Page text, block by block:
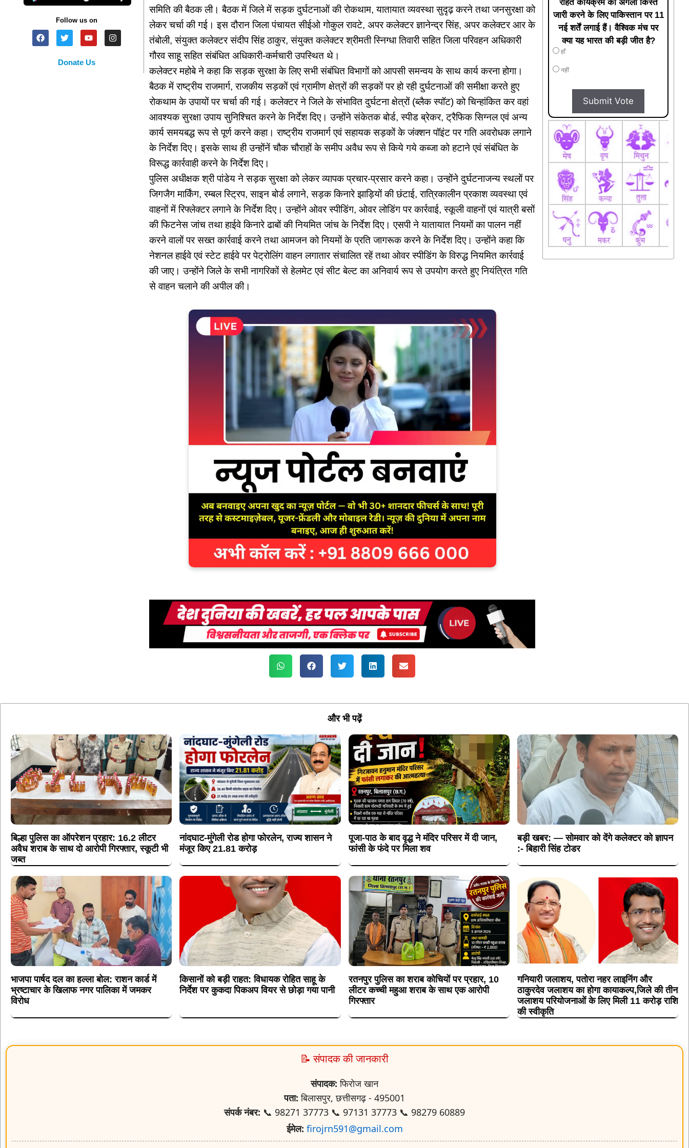
Follow us on
Donate Us
समिति की बैठक ली। बैठक में जिले में सड़क दुर्घटनाओं की रोकथाम, यातायात व्यवस्था सुदृढ़ करने तथा जनसुरक्षा को
लेकर चर्चा की गई। इस दौरान जिला पंचायत सीईओ गोकुल रावटे, अपर कलेक्टर ज्ञानेन्द्र सिंह, अपर कलेक्टर आर के
तंबोली, संयुक्त कलेक्टर संदीप सिंह ठाकुर, संयुक्त कलेक्टर श्रीमती स्निग्धा तिवारी सहित जिला परिवहन अधिकारी
गौरव साहू सहित संबंधित अधिकारी-कर्मचारी उपस्थित थे।
कलेक्टर महोबे ने कहा कि सड़क सुरक्षा के लिए सभी संबंधित विभागों को आपसी समन्वय के साथ कार्य करना होगा।
बैठक में राष्ट्रीय राजमार्ग, राजकीय सड़कों एवं ग्रामीण क्षेत्रों की सड़कों पर हो रही दुर्घटनाओं की समीक्षा करते हुए
रोकथाम के उपायों पर चर्चा की गई। कलेक्टर ने जिले के संभावित दुर्घटना क्षेत्रों (ब्लैक स्पॉट) को चिन्हांकित कर वहां
आवश्यक सुरक्षा उपाय सुनिश्चित करने के निर्देश दिए। उन्होंने संकेतक बोर्ड, स्पीड ब्रेकर, ट्रैफिक सिग्नल एवं अन्य
कार्य समयबद्ध रूप से पूर्ण करने कहा। राष्ट्रीय राजमार्ग एवं सहायक सड़कों के जंक्शन पॉइंट पर गति अवरोधक लगाने
के निर्देश दिए। इसके साथ ही उन्होंनें चौक चौराहों के समीप अवैध रूप से किये गये कब्जा को हटाने एवं संबंधित के
विरूद्ध कार्रवाही करने के निर्देश दिए।
पुलिस अधीक्षक श्री पांडेय ने सड़क सुरक्षा को लेकर व्यापक प्रचार-प्रसार करने कहा। उन्होंने दुर्घटनाजन्य स्थलों पर
जिगजैग मार्किंग, रम्बल स्ट्रिप, साइन बोर्ड लगाने, सड़क किनारे झाड़ियों की छंटाई, रात्रिकालीन प्रकाश व्यवस्था एवं
वाहनों में रिफ्लेक्टर लगाने के निर्देश दिए। उन्होंने ओवर स्पीडिंग, ओवर लोडिंग पर कार्रवाई, स्कूली वाहनों एवं यात्री बसों
की फिटनेस जांच तथा हाईवे किनारे ढाबों की नियमित जांच के निर्देश दिए। एसपी ने यातायात नियमों का पालन नहीं
करने वालों पर सख्त कार्रवाई करने तथा आमजन को नियमों के प्रति जागरूक करने के निर्देश दिए। उन्होंने कहा कि
नेशनल हाईवे एवं स्टेट हाईवे पर पेट्रोलिंग वाहन लगातार संचालित रहें तथा ओवर स्पीडिंग के विरुद्ध नियमित कार्रवाई
की जाए। उन्होंने जिले के सभी नागरिकों से हेलमेट एवं सीट बेल्ट का अनिवार्य रूप से उपयोग करते हुए नियंत्रित गति
से वाहन चलाने की अपील की।
राहत कार्यक्रम की अगली किस्त
जारी करने के लिए पाकिस्तान पर 11
नई शर्तें लगाई हैं। वैश्विक मंच पर
क्या यह भारत की बड़ी जीत है?
हाँ
नहीं
Submit Vote
और भी पढ़ें
बिल्हा पुलिस का ऑपरेशन प्रहार: 16.2 लीटर
अवैध शराब के साथ दो आरोपी गिरफ्तार, स्कूटी भी
जब्त
नांदघाट-मुंगेली रोड होगा फोरलेन, राज्य शासन ने
मंजूर किए 21.81 करोड़
पूजा-पाठ के बाद वृद्ध ने मंदिर परिसर में दी जान,
फांसी के फंदे पर मिला शव
बड़ी खबर: — सोमवार को देंगे कलेक्टर को ज्ञापन
:- बिहारी सिंह टोडर
भाजपा पार्षद दल का हल्ला बोल: राशन कार्ड में
भ्रष्टाचार के खिलाफ नगर पालिका में जमकर
विरोध
किसानों को बड़ी राहत: विधायक रोहित साहू के
निर्देश पर कुकदा पिकअप वियर से छोड़ा गया पानी
रतनपुर पुलिस का शराब कोचियों पर प्रहार, 10
लीटर कच्ची महुआ शराब के साथ एक आरोपी
गिरफ्तार
गनियारी जलाशय, पतोरा नहर लाइनिंग और
ठाकुरदेव जलाशय का होगा कायाकल्प,जिले की तीन
जलाशय परियोजनाओं के लिए मिली 11 करोड़ राशि
की स्वीकृति
📝 संपादक की जानकारी
संपादक: फिरोज खान
पता: बिलासपुर, छत्तीसगढ़ - 495001
संपर्क नंबर: 📞 98271 37773 📞 97131 37773 📞 98279 60889
ईमेल: firojrn591@gmail.com